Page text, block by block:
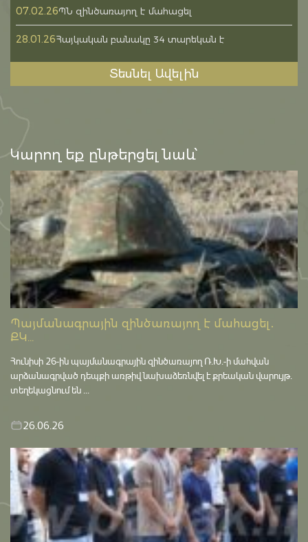
07.02.26ՊՆ զինծառայող է մահացել
28.01.26Հայկական բանակը 34 տարեկան է
Տեսնել Ավելին
Կարող եք ընթերցել նաև՝
Պայմանագրային զինծառայող է մահացել․
ՔԿ...
Հունիսի 26-ին պայմանագրային զինծառայող Ռ.Խ.-ի մահվան
արձանագրված դեպքի առթիվ նախաձեռնվել է քրեական վարույթ․
տեղեկացնում են ...
26.06.26